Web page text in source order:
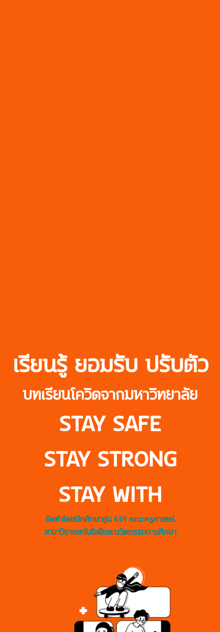
เรียนรู้ ยอมรับ ปรับตัว
บทเรียนโควิดจากมหาวิทยาลัย
STAY SAFE
STAY STRONG
STAY WITH
จัดทำโดยนักศึกษารุ่น 61/1 คณะครุศาสตร์
สาขาวิชาเทคโนโลยีและนวัตกรรมการศึกษา